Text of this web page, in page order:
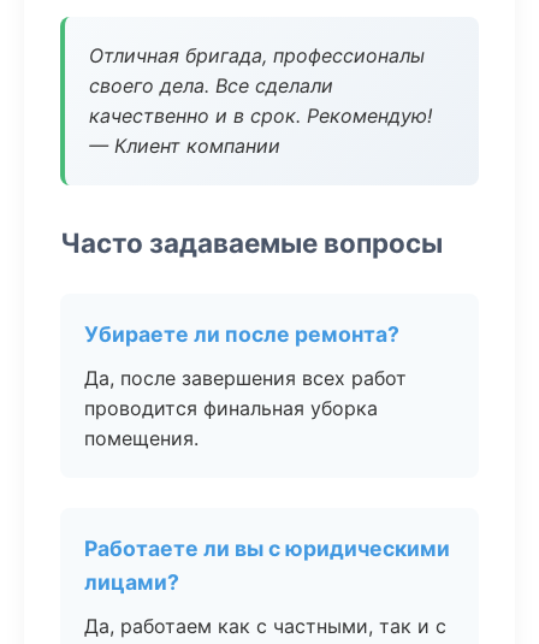
Отличная бригада, профессионалы
своего дела. Все сделали
качественно и в срок. Рекомендую!
— Клиент компании
Часто задаваемые вопросы
Убираете ли после ремонта?
Да, после завершения всех работ
проводится финальная уборка
помещения.
Работаете ли вы с юридическими
лицами?
Да, работаем как с частными, так и с